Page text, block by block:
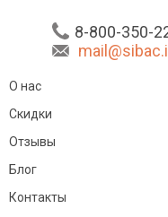
8-800-350-
О нас
Скидки
Отзывы
Блог
Контакты